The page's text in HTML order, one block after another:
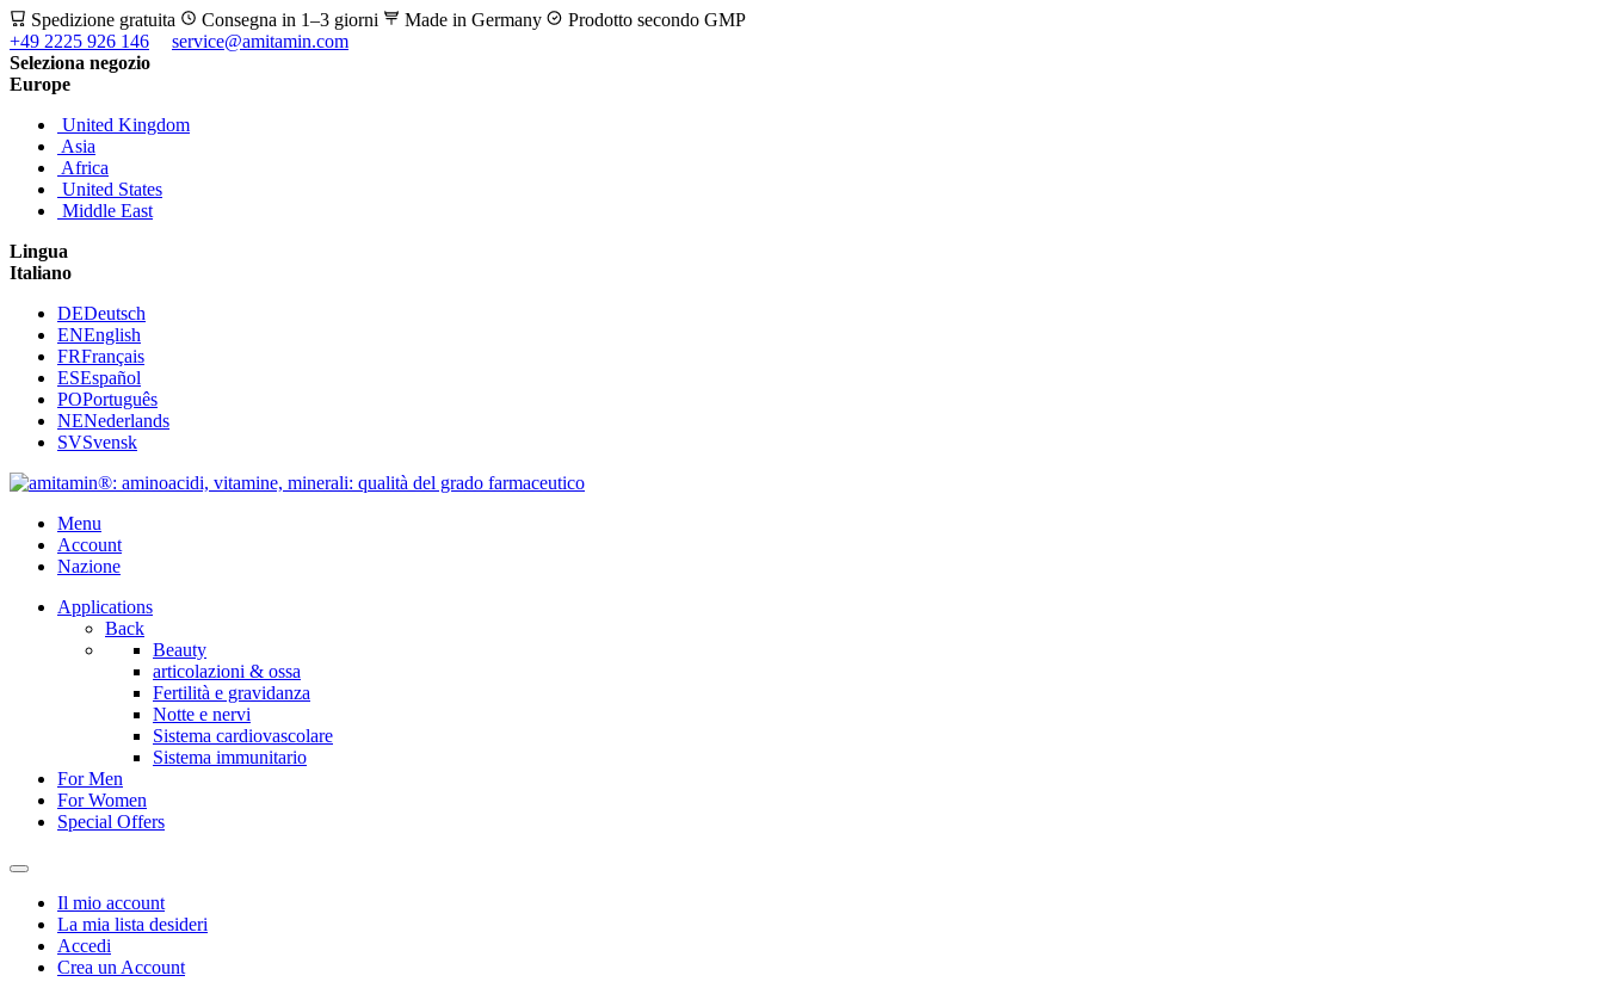
Spedizione gratuita Consegna in 1–3 giorni Made in Germany
Prodotto secondo GMP
+49 2225 926 146
service@amitamin.com
Seleziona negozio
Europe
United Kingdom
Asia
Africa
United States
Middle East
Lingua
Italiano
DEDeutsch
ENEnglish
FRFrançais
ESEspañol
POPortuguês
NENederlands
SVSvensk
Menu
Account
Nazione
Applications
Back
Beauty
articolazioni & ossa
Fertilità e gravidanza
Notte e nervi
Sistema cardiovascolare
Sistema immunitario
For Men
For Women
Special Offers
Il mio account
La mia lista desideri
Accedi
Crea un Account